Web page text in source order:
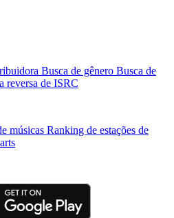
Busca de gênero Busca de
reversa de ISRC
músicas Ranking de estações de